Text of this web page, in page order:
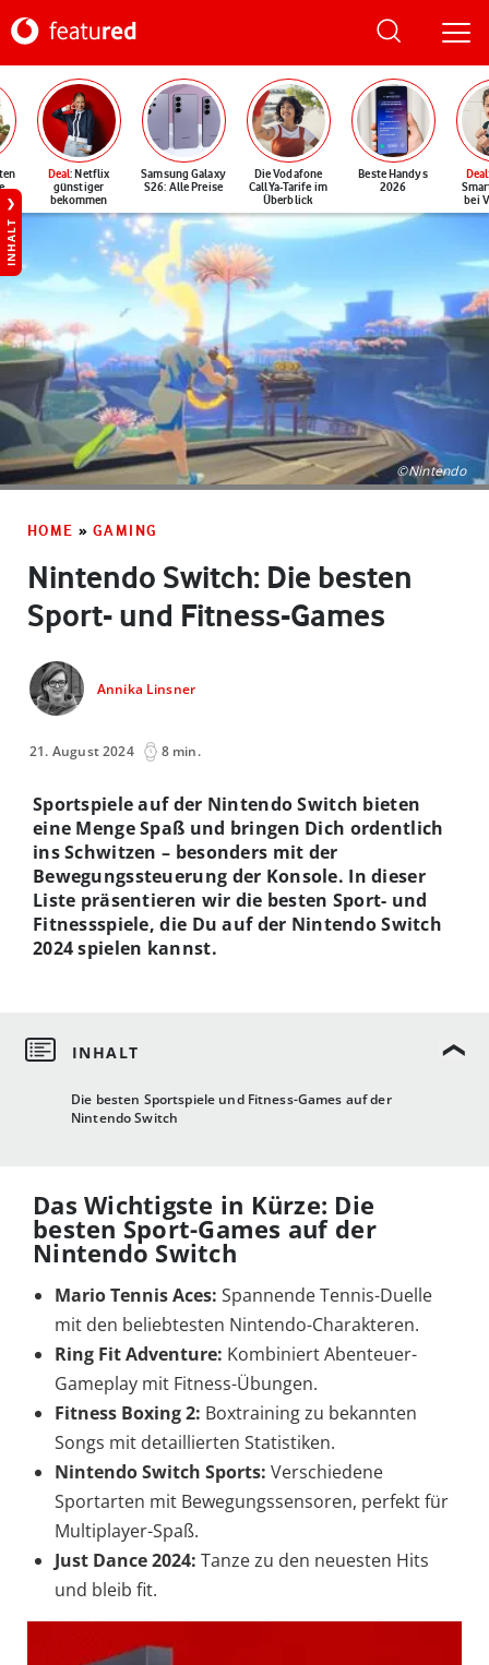
Deal: Netflix
günstiger
bekommen
Samsung Galaxy
S26: Alle Preise
Die Vodafone
CallYa-Tarife im
Überblick
Beste Handys
2026
Deal
bei
INHALT
©Nintendo
HOME » GAMING
Nintendo Switch: Die besten
Sport- und Fitness-Games
Annika Linsner
21. August 2024 8 min.
Die besten Sportspiele und Fitness-Games auf der
Nintendo Switch
Sportspiele auf der Nintendo Switch bieten
eine Menge Spaß und bringen Dich ordentlich
ins Schwitzen – besonders mit der
Bewegungssteuerung der Konsole. In dieser
Liste präsentieren wir die besten Sport- und
Fitnessspiele, die Du auf der Nintendo Switch
2024 spielen kannst.
Das Wichtigste in Kürze: Die
besten Sport-Games auf der
Nintendo Switch
Mario Tennis Aces: Spannende Tennis-Duelle
mit den beliebtesten Nintendo-Charakteren.
Ring Fit Adventure: Kombiniert Abenteuer-
Gameplay mit Fitness-Übungen.
Fitness Boxing 2: Boxtraining zu bekannten
Songs mit detaillierten Statistiken.
Nintendo Switch Sports: Verschiedene
Sportarten mit Bewegungssensoren, perfekt für
Multiplayer-Spaß.
Just Dance 2024: Tanze zu den neuesten Hits
und bleib fit.